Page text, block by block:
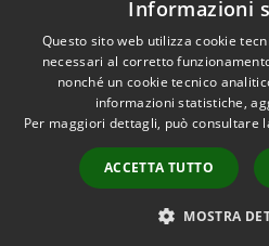
Accessibilità
Informazioni
Questo sito web utilizza cookie
necessari al corretto
nonché un cookie tecnico
informazioni statistiche,
Per maggiori dettagli, può consultare
ACCETTA TUTTO
MOSTRA